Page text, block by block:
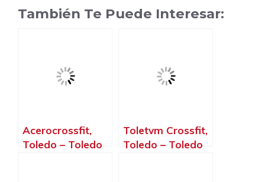
También Te Puede Interesar:
Acerocrossfit,
Toledo – Toledo
Toletvm Crossfit,
Toledo – Toledo